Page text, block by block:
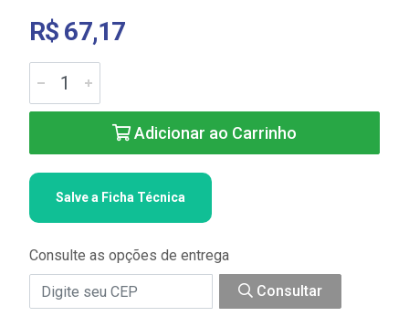
R$ 67,17
Adicionar ao Carrinho
Salve a Ficha Técnica
Consulte as opções de entrega
Consultar